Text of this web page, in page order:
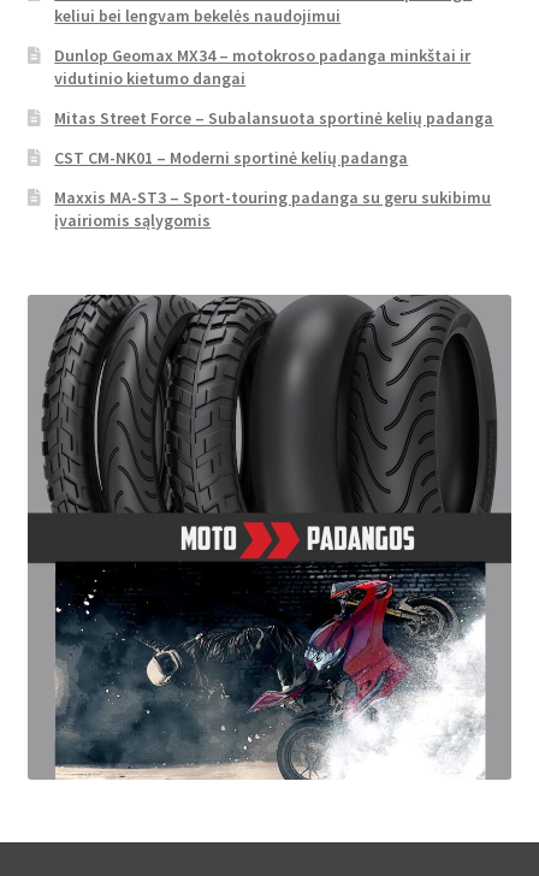
keliui bei lengvam bekelės naudojimui
Dunlop Geomax MX34 – motokroso padanga minkštai ir
vidutinio kietumo dangai
Mitas Street Force – Subalansuota sportinė kelių padanga
CST CM-NK01 – Moderni sportinė kelių padanga
Maxxis MA-ST3 – Sport-touring padanga su geru sukibimu
įvairiomis sąlygomis